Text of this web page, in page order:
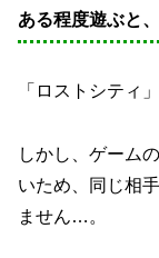
ある程度遊ぶと
「ロストシティ
しかし、ゲーム
いため、同じ相
ません…。